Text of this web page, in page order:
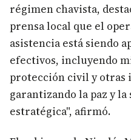
régimen chavista,
prensa local que el
asistencia está siendo
efectivos, incluyendo
protección civil y otras
garantizando la paz y
estratégica", afirmó.